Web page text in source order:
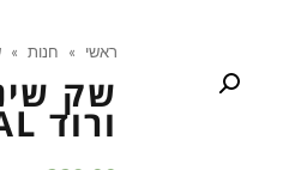
ראשי » חנות »
ורוד FLORAL